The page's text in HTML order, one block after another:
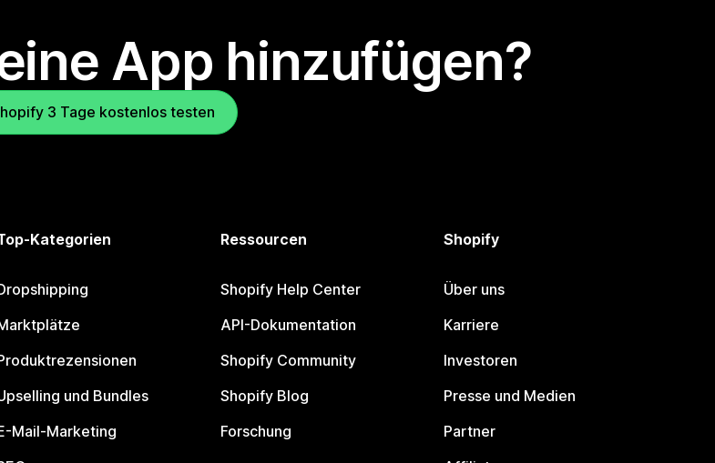
App hinzufügen?
3 Tage kostenlos testen
Kategorien
und Bundles
Mail-Marketing
Ressourcen
Shopify Help Center
API-Dokumentation
Shopify Community
Shopify Blog
Forschung
Shopify
Über uns
Karriere
Investoren
Presse und Medien
Partner